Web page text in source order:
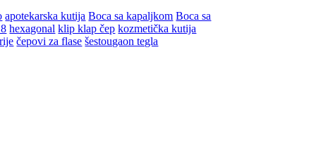
apotekarska kutija Boca sa kapaljkom Boca sa
hexagonal klip klap čep kozmetička kutija
čepovi za flase šestougaon tegla